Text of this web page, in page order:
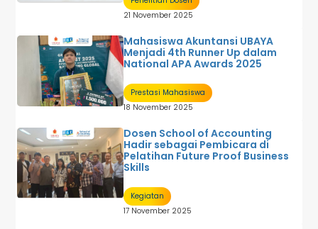
21 November 2025
Mahasiswa Akuntansi UBAYA
Menjadi 4th Runner Up dalam
National APA Awards 2025
Prestasi Mahasiswa
18 November 2025
Dosen School of Accounting
Hadir sebagai Pembicara di
Pelatihan Future Proof Business
Skills
Kegiatan
17 November 2025